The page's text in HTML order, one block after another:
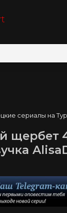
сериалы на
щербет